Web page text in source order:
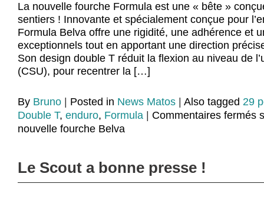
La nouvelle fourche Formula est une « bête »
sentiers ! Innovante et spécialement conçue pour
Formula Belva offre une rigidité, une adhérence et
exceptionnels tout en apportant une direction
Son design double T réduit la flexion au niveau de
(CSU), pour recentrer la […]
By Bruno Posted in News Matos Also tagged 29
Double T, enduro, Formula Commentaires fermés
nouvelle fourche Belva
Le Scout a bonne presse !